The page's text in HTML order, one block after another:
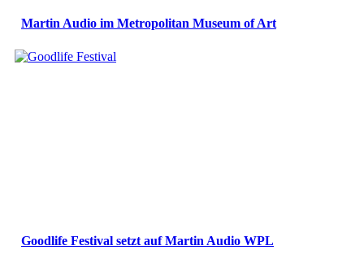
Martin Audio im Metropolitan Museum of Art
Goodlife Festival setzt auf Martin Audio WPL